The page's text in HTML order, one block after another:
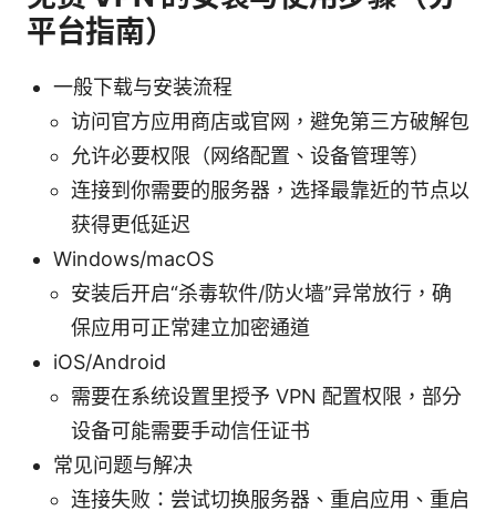
平台指南）
一般下载与安装流程
访问官方应用商店或官网，避免第三方破解包
允许必要权限（网络配置、设备管理等）
连接到你需要的服务器，选择最靠近的节点以
获得更低延迟
Windows/macOS
安装后开启“杀毒软件/防火墙”异常放行，确
保应用可正常建立加密通道
iOS/Android
需要在系统设置里授予 VPN 配置权限，部分
设备可能需要手动信任证书
常见问题与解决
连接失败：尝试切换服务器、重启应用、重启